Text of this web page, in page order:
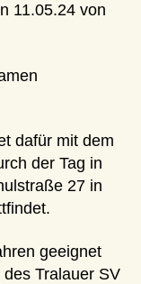
11.05.24 von
dafür mit dem
der Tag in
27 in
geeignet
Tralauer SV